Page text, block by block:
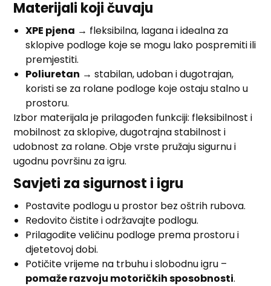
Materijali koji čuvaju
XPE pjena → fleksibilna, lagana i idealna za
sklopive podloge koje se mogu lako pospremiti ili
premjestiti.
Poliuretan → stabilan, udoban i dugotrajan,
koristi se za rolane podloge koje ostaju stalno u
prostoru.
Izbor materijala je prilagođen funkciji: fleksibilnost i
mobilnost za sklopive, dugotrajna stabilnost i
udobnost za rolane. Obje vrste pružaju sigurnu i
ugodnu površinu za igru.
Savjeti za sigurnost i igru
Postavite podlogu u prostor bez oštrih rubova.
Redovito čistite i održavajte podlogu.
Prilagodite veličinu podloge prema prostoru i
djetetovoj dobi.
Potičite vrijeme na trbuhu i slobodnu igru –
pomaže razvoju motoričkih sposobnosti.